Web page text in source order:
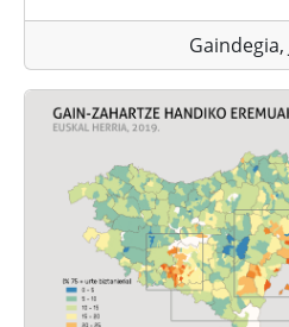
Gaindegia,